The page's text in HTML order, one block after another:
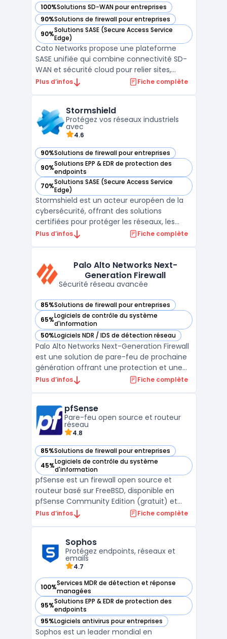
100%Solutions SD-WAN pour entreprises
— voir Cato Networks dans cette catégorie
90%Solutions de firewall pour entreprises
— voir Cato Networks dans cette catégorie
90%Solutions SASE (Secure Access Service
Edge)
— voir Cato Networks dans cette catégorie
Cato Networks propose une plateforme
SASE unifiée qui combine connectivité SD-
WAN et sécurité cloud pour relier sites,
ressources cloud et utilisateurs mobiles. La
service, avec une approche zero trust
orientée ...
Plus d’infos Fiche complète
Stormshield
Protégez vos réseaux industriels
avec
4.6
90%Solutions de firewall pour entreprises
— voir Stormshield dans cette catégorie
90%Solutions EPP & EDR de protection des
endpoints
— voir Stormshield dans cette catégorie
70%Solutions SASE (Secure Access Service
Edge)
— voir Stormshield dans cette catégorie
Stormshield est un acteur européen de la
cybersécurité, offrant des solutions
certifiées pour protéger les réseaux, les
postes de travail et les environnements
Stormshield garantit une protection
avancée adaptée aux bes ...
Plus d’infos Fiche complète
Palo Alto Networks Next-
Generation Firewall
Sécurité réseau avancée
85%Solutions de firewall pour entreprises
— voir Palo Alto Networks Next-Generation Firewall dans
65%Logiciels de contrôle du système
d'information
— voir Palo Alto Networks Next-Generation Firewall dans
50%Logiciels NDR / IDS de détection réseau
— voir Palo Alto Networks Next-Generation Firewall dans
Palo Alto Networks Next-Generation Firewall
est une solution de pare-feu de prochaine
génération offrant une protection et une
visibilité complètes pour les entreprises de
de sécurité grâce à une combinaison de
préventio ...
Plus d’infos Fiche complète
pfSense
Pare-feu open source et routeur
réseau
4.8
85%Solutions de firewall pour entreprises
— voir pfSense dans cette catégorie
45%Logiciels de contrôle du système
d'information
— voir pfSense dans cette catégorie
pfSense est un firewall open source et
routeur basé sur FreeBSD, disponible en
pfSense Community Edition (gratuit) et
pfSense Plus (avec services et support). La
Pour les organisations cherchant une
consolidation rése ...
Plus d’infos Fiche complète
Sophos
Protégez endpoints, réseaux et
emails
4.7
100%Services MDR de détection et réponse
managées
— voir Sophos dans cette catégorie
95%Solutions EPP & EDR de protection des
endpoints
— voir Sophos dans cette catégorie
95%Logiciels antivirus pour entreprises
— voir Sophos dans cette catégorie
Sophos est un leader mondial en